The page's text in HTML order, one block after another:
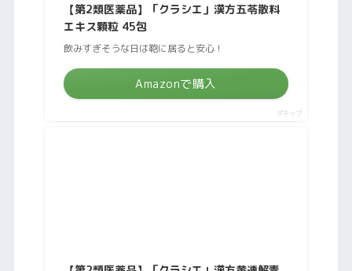
【第2類医薬品】「クラシエ」漢方五苓散料
エキス顆粒 45包
飲みすぎそうな日は鞄に居ると安心！
Amazonで購入
ポチップ